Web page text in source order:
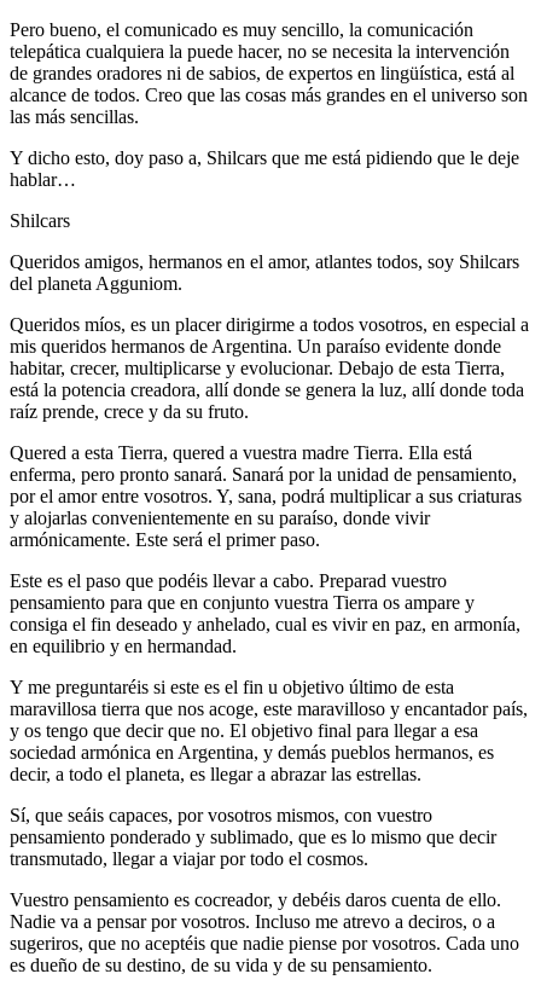
Pero bueno, el comunicado es muy sencillo, la comunicación
telepática cualquiera la puede hacer, no se necesita la intervención
de grandes oradores ni de sabios, de expertos en lingüística, está al
alcance de todos. Creo que las cosas más grandes en el universo son
las más sencillas.
Y dicho esto, doy paso a, Shilcars que me está pidiendo que le deje
hablar…
Shilcars
Queridos amigos, hermanos en el amor, atlantes todos, soy Shilcars
del planeta Agguniom.
Queridos míos, es un placer dirigirme a todos vosotros, en especial a
mis queridos hermanos de Argentina. Un paraíso evidente donde
habitar, crecer, multiplicarse y evolucionar. Debajo de esta Tierra,
está la potencia creadora, allí donde se genera la luz, allí donde toda
raíz prende, crece y da su fruto.
Quered a esta Tierra, quered a vuestra madre Tierra. Ella está
enferma, pero pronto sanará. Sanará por la unidad de pensamiento,
por el amor entre vosotros. Y, sana, podrá multiplicar a sus criaturas
y alojarlas convenientemente en su paraíso, donde vivir
armónicamente. Este será el primer paso.
Este es el paso que podéis llevar a cabo. Preparad vuestro
pensamiento para que en conjunto vuestra Tierra os ampare y
consiga el fin deseado y anhelado, cual es vivir en paz, en armonía,
en equilibrio y en hermandad.
Y me preguntaréis si este es el fin u objetivo último de esta
maravillosa tierra que nos acoge, este maravilloso y encantador país,
y os tengo que decir que no. El objetivo final para llegar a esa
sociedad armónica en Argentina, y demás pueblos hermanos, es
decir, a todo el planeta, es llegar a abrazar las estrellas.
Sí, que seáis capaces, por vosotros mismos, con vuestro
pensamiento ponderado y sublimado, que es lo mismo que decir
transmutado, llegar a viajar por todo el cosmos.
Vuestro pensamiento es cocreador, y debéis daros cuenta de ello.
Nadie va a pensar por vosotros. Incluso me atrevo a deciros, o a
sugeriros, que no aceptéis que nadie piense por vosotros. Cada uno
es dueño de su destino, de su vida y de su pensamiento.